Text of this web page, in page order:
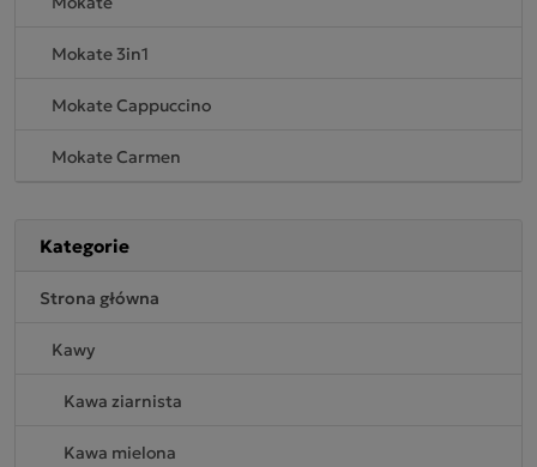
Mokate 3in1
Mokate Cappuccino
Mokate Carmen
Kategorie
Strona główna
Kawy
Kawa ziarnista
Kawa mielona